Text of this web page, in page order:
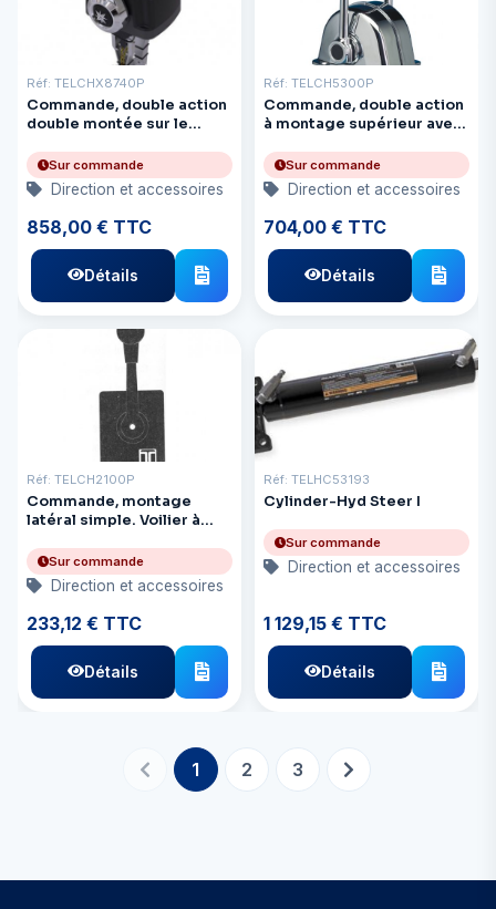
Réf: TELCHX8740P
Commande, double action
double montée sur le
Sur commande
Direction et accessoires
858,00 € TTC
Détails
Réf: TELCH5300P
Commande, double action
à montage supérieur avec
Sur commande
Direction et accessoires
704,00 € TTC
Détails
Réf: TELCH2100P
Commande, montage
latéral simple. Voilier à
Sur commande
Direction et accessoires
233,12 € TTC
Détails
Réf: TELHC53193
Cylinder-Hyd Steer I
Sur commande
Direction et accessoires
1 129,15 € TTC
Détails
1 2 3